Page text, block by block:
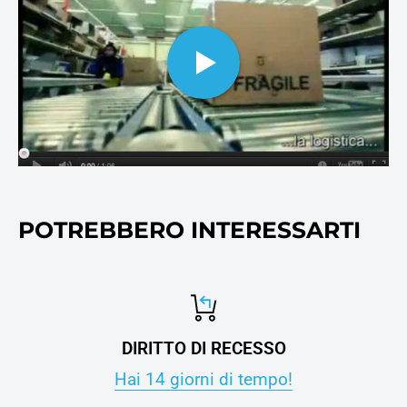
cosnumabili di stampa, oltre
ovviamente alla carta per
stampanti e fotocopie.
POTREBBERO INTERESSARTI
DIRITTO DI RECESSO
Hai 14 giorni di tempo!